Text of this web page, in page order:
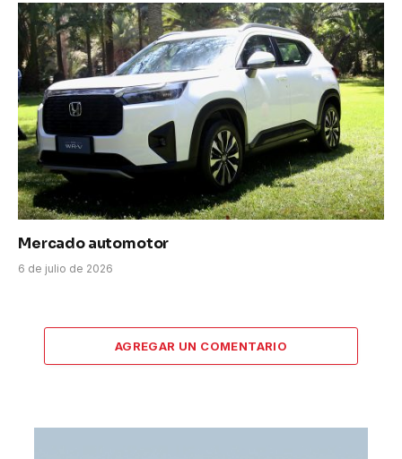
Mercado automotor
6 de julio de 2026
AGREGAR UN COMENTARIO